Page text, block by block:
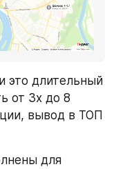
это длительный
от 3х до 8
вывод в ТОП
для